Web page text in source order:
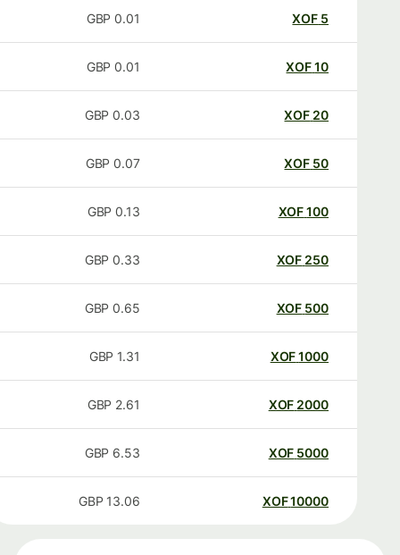
XOF
0.01
GBP
XOF
0.01
GBP
20
XOF
0.03
GBP
50
XOF
0.07
GBP
100
XOF
0.13
GBP
250
XOF
0.33
GBP
500
XOF
0.65
GBP
1000
XOF
1.31
GBP
2000
XOF
2.61
GBP
5000
XOF
6.53
GBP
10000
XOF
13.06
GBP